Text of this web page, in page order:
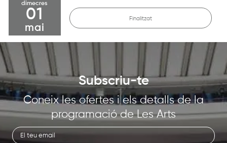
dimecres
01
mai
Finalitzat
Subscriu-te
Coneix les ofertes i els detalls de la
programació de Les Arts